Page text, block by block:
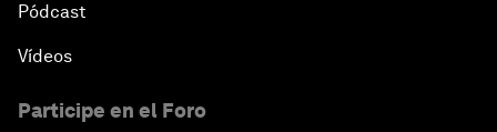
Pódcast
Vídeos
Participe en el Foro